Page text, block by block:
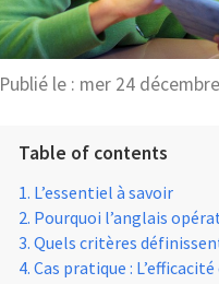
Publié le : mer 24
Table of contents
L’essentiel à savoir
Pourquoi l’anglais
Quels critères
Cas pratique :